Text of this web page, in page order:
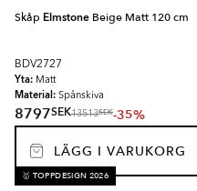
Skåp Elmstone Beige Matt 120 cm
BDV2727
Yta: Matt
Material: Spånskiva
8797SEK13513SEK-35%
LÄGG I VARUKORG
🥇 TOPPDESIGN 2026